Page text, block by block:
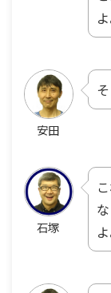
よ
安田
石塚
よ